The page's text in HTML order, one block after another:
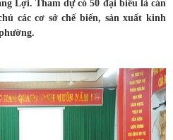
Lợi. Tham dự có 50 đại biểu là cán
các cơ sở chế biến, sản xuất kinh